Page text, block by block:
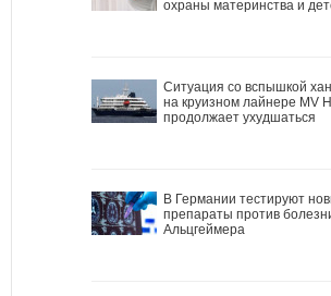
охраны материнства и
Ситуация со вспышкой
на круизном лайнере MV
продолжает ухудшаться
В Германии тестируют
препараты против
Альцгеймера